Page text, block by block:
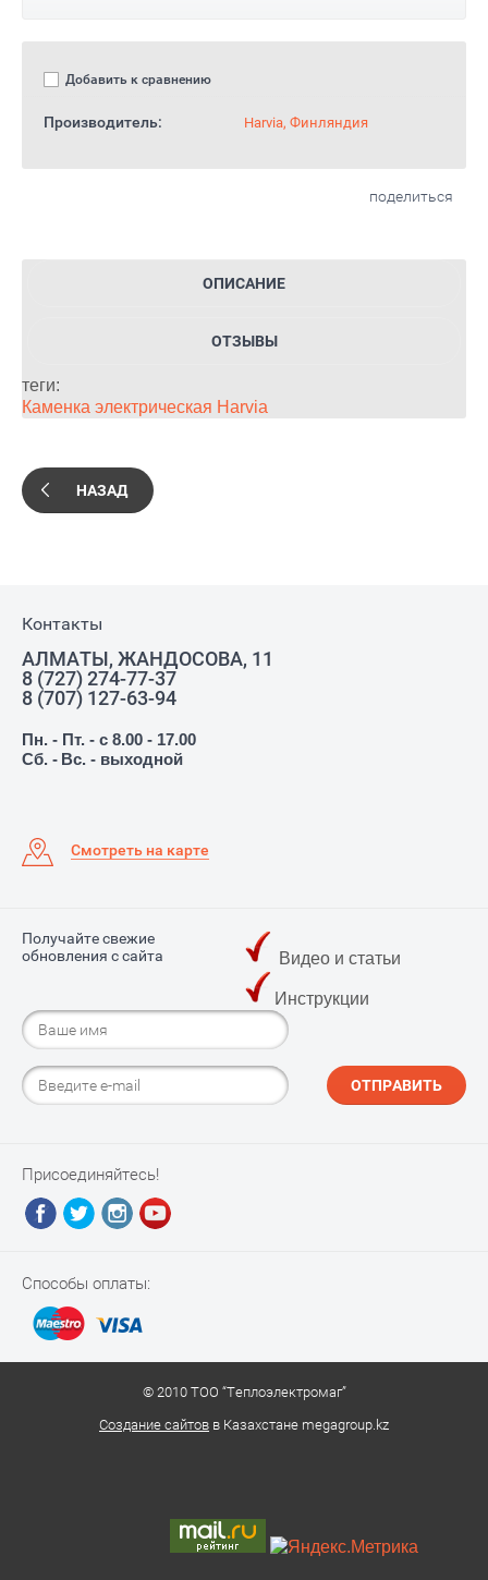
Добавить к сравнению
Производитель: Harvia, Финляндия
поделиться
ОПИСАНИЕ
ОТЗЫВЫ
теги:
Каменка электрическая Harvia
НАЗАД
Контакты
АЛМАТЫ, ЖАНДОСОВА, 11
8 (727) 274-77-37
8 (707) 127-63-94
Пн. - Пт. - с 8.00 - 17.00
Сб. - Вс. - выходной
Смотреть на карте
Получайте свежие
обновления с сайта
Видео и статьи
Инструкции
ОТПРАВИТЬ
Присоединяйтесь!
Способы оплаты:
© 2010 ТОО “Теплоэлектромаг”
Создание сайтов в Казахстане megagroup.kz